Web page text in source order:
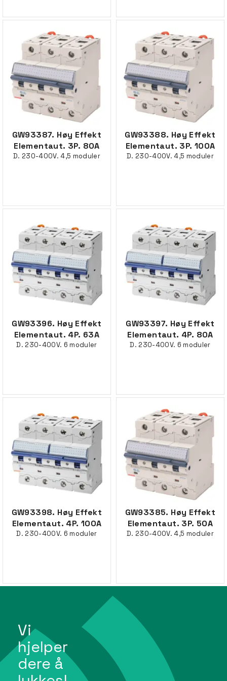
GW93387. Høy Effekt
Elementaut. 3P. 80A
D. 230-400V. 4,5 moduler
GW93388. Høy Effekt
Elementaut. 3P. 100A
D. 230-400V. 4,5 moduler
GW93396. Høy Effekt
Elementaut. 4P. 63A
D. 230-400V. 6 moduler
GW93397. Høy Effekt
Elementaut. 4P. 80A
D. 230-400V. 6 moduler
GW93398. Høy Effekt
Elementaut. 4P. 100A
D. 230-400V. 6 moduler
GW93385. Høy Effekt
Elementaut. 3P. 50A
D. 230-400V. 4,5 moduler
Vi
hjelper
dere å